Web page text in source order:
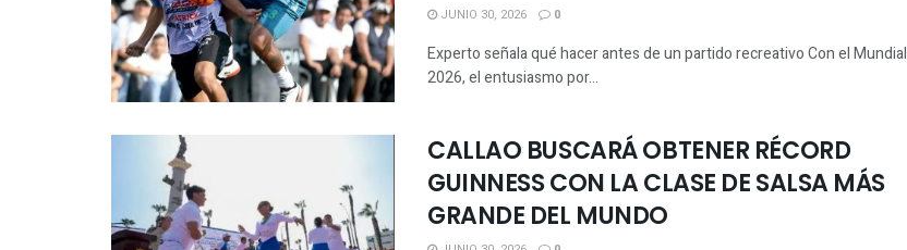
JUNIO 30, 2026 0
Experto señala qué hacer antes de un partido recreativo Con el Mundial
2026, el entusiasmo por...
CALLAO BUSCARÁ OBTENER RÉCORD
GUINNESS CON LA CLASE DE SALSA MÁS
GRANDE DEL MUNDO